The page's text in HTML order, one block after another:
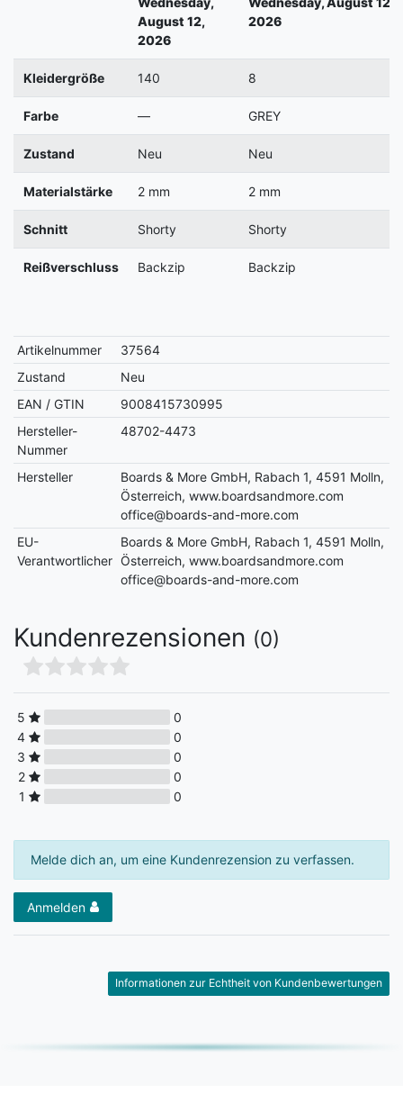
August 12,
2026
2026
Kleidergröße 140 8
Farbe — GREY
Zustand Neu Neu
Materialstärke 2 mm 2 mm
Schnitt Shorty Shorty
Reißverschluss Backzip Backzip
Artikelnummer
37564
Zustand
Neu
EAN / GTIN
9008415730995
Hersteller-
Nummer
48702-4473
Hersteller
Boards & More GmbH, Rabach 1, 4591 Molln,
Österreich, www.boardsandmore.com
office@boards-and-more.com
EU-
Verantwortlicher
Boards & More GmbH, Rabach 1, 4591 Molln,
Österreich, www.boardsandmore.com
office@boards-and-more.com
Kundenrezensionen (0)
5
0
4
0
3
0
2
0
1
0
Melde dich an, um eine Kundenrezension zu verfassen.
Anmelden
Informationen zur Echtheit von Kundenbewertungen